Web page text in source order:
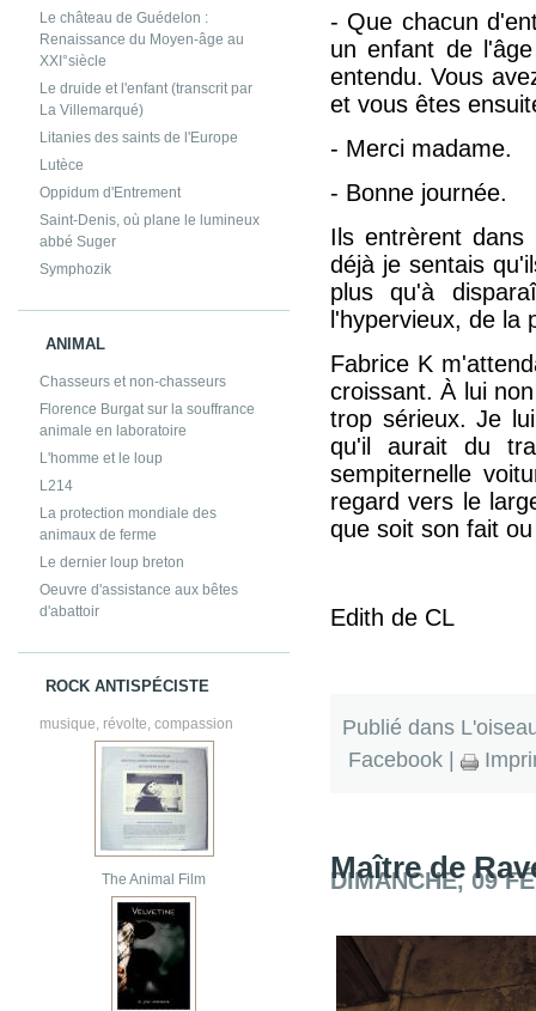
Le château de Guédelon :
Renaissance du Moyen-âge au
XXI°siècle
Le druide et l'enfant (transcrit par
La Villemarqué)
Litanies des saints de l'Europe
Lutèce
Oppidum d'Entrement
Saint-Denis, où plane le lumineux
abbé Suger
Symphozik
ANIMAL
Chasseurs et non-chasseurs
Florence Burgat sur la souffrance
animale en laboratoire
L'homme et le loup
L214
La protection mondiale des
animaux de ferme
Le dernier loup breton
Oeuvre d'assistance aux bêtes
d'abattoir
ROCK ANTISPÉCISTE
musique, révolte, compassion
The Animal Film
- Que chacun
un enfant de
entendu. Vous
et vous êtes
- Merci madame.
- Bonne journée.
Ils entrèrent dans
déjà je sentais
plus qu'à
l'hypervieux, de la
Fabrice K
croissant. À lui
trop sérieux. Je
qu'il aurait du
sempiternelle
regard vers le
que soit son fait
Edith de CL
Publié dans
Facebook |
DIMANCHE, 09
Maître de